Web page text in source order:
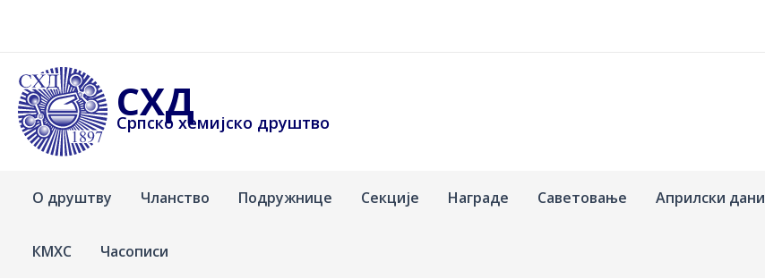
СХД
Српско хемијско друштво
О друштву Чланство Подружнице Секције Награде Саветовање Априлски дани
КМХС Часописи